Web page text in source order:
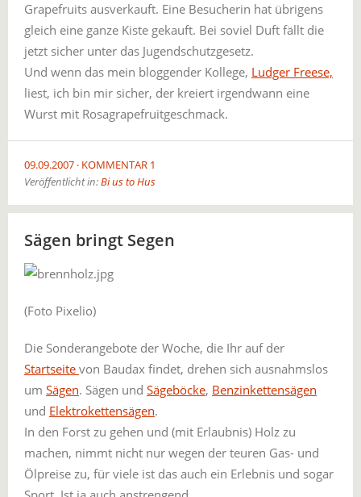
Grapefruits ausverkauft. Eine Besucherin hat übrigens
gleich eine ganze Kiste gekauft. Bei soviel Duft fällt die
jetzt sicher unter das Jugendschutzgesetz.
Und wenn das mein bloggender Kollege, Ludger Freese,
liest, ich bin mir sicher, der kreiert irgendwann eine
Wurst mit Rosagrapefruitgeschmack.
09.09.2007 KOMMENTAR 1
Veröffentlicht in:Bi us to Hus
Sägen bringt Segen
(Foto Pixelio)
Die Sonderangebote der Woche, die Ihr auf der
Startseite von Baudax findet, drehen sich ausnahmslos
um Sägen. Sägen und Sägeböcke, Benzinkettensägen
und Elektrokettensägen.
In den Forst zu gehen und (mit Erlaubnis) Holz zu
machen, nimmt nicht nur wegen der teuren Gas- und
Ölpreise zu, für viele ist das auch ein Erlebnis und sogar